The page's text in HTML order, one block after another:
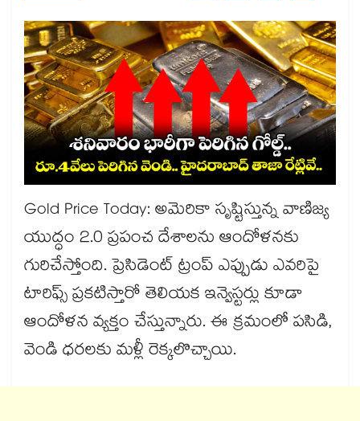
Gold Price Today: అమెరికా సృష్టిస్తున్న వాణిజ్య
యుద్ధం 2.0 ప్రపంచ దేశాలను ఆందోళనకు
గురిచేస్తోంది. ప్రెసిడెంట్ ట్రంప్ ఎప్పుడు ఎవరిపై
టారిఫ్స్ ప్రకటిస్తారో తెలియక ఇన్వెస్టర్లు కూడా
ఆందోళన వ్యక్తం చేస్తున్నారు. ఈ క్రమంలో పసిడి,
వెండి ధరలకు మళ్లీ రెక్కలొచ్చాయి.